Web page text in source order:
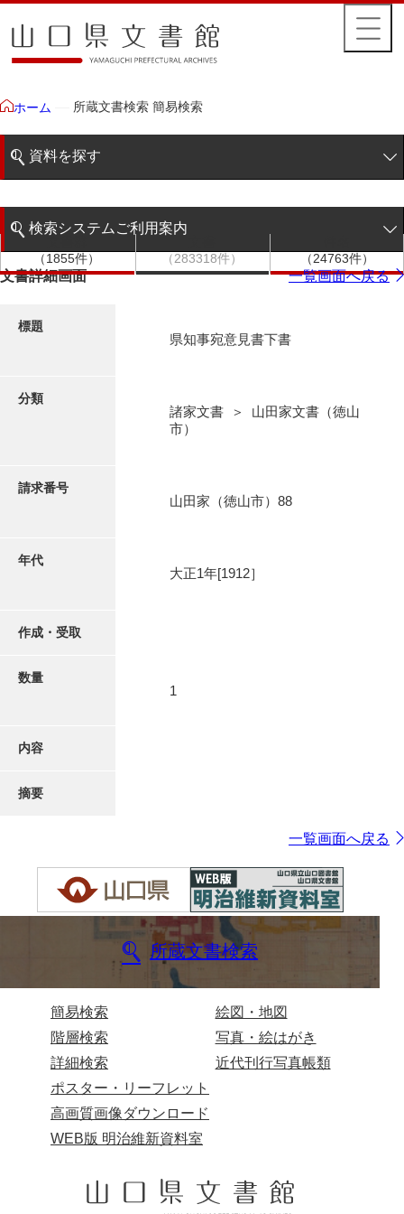
ホーム 所蔵文書検索 簡易検索
資料を探す
階層検索
写真・絵はがき
検索システムご利用案内
検索システムの利用について
（1855件）
（283318件）
（24763件）
文書詳細画面 一覧画面へ戻る
標題
県知事宛意見書下書
分類
諸家文書 ＞ 山田家文書（徳山
市）
請求番号
山田家（徳山市）88
年代
大正1年[1912］
作成・受取
数量
1
内容
摘要
一覧画面へ戻る
所蔵文書検索
簡易検索
階層検索
詳細検索
絵図・地図
写真・絵はがき
近代刊行写真帳類
ポスター・リーフレット
高画質画像ダウンロード
WEB版 明治維新資料室